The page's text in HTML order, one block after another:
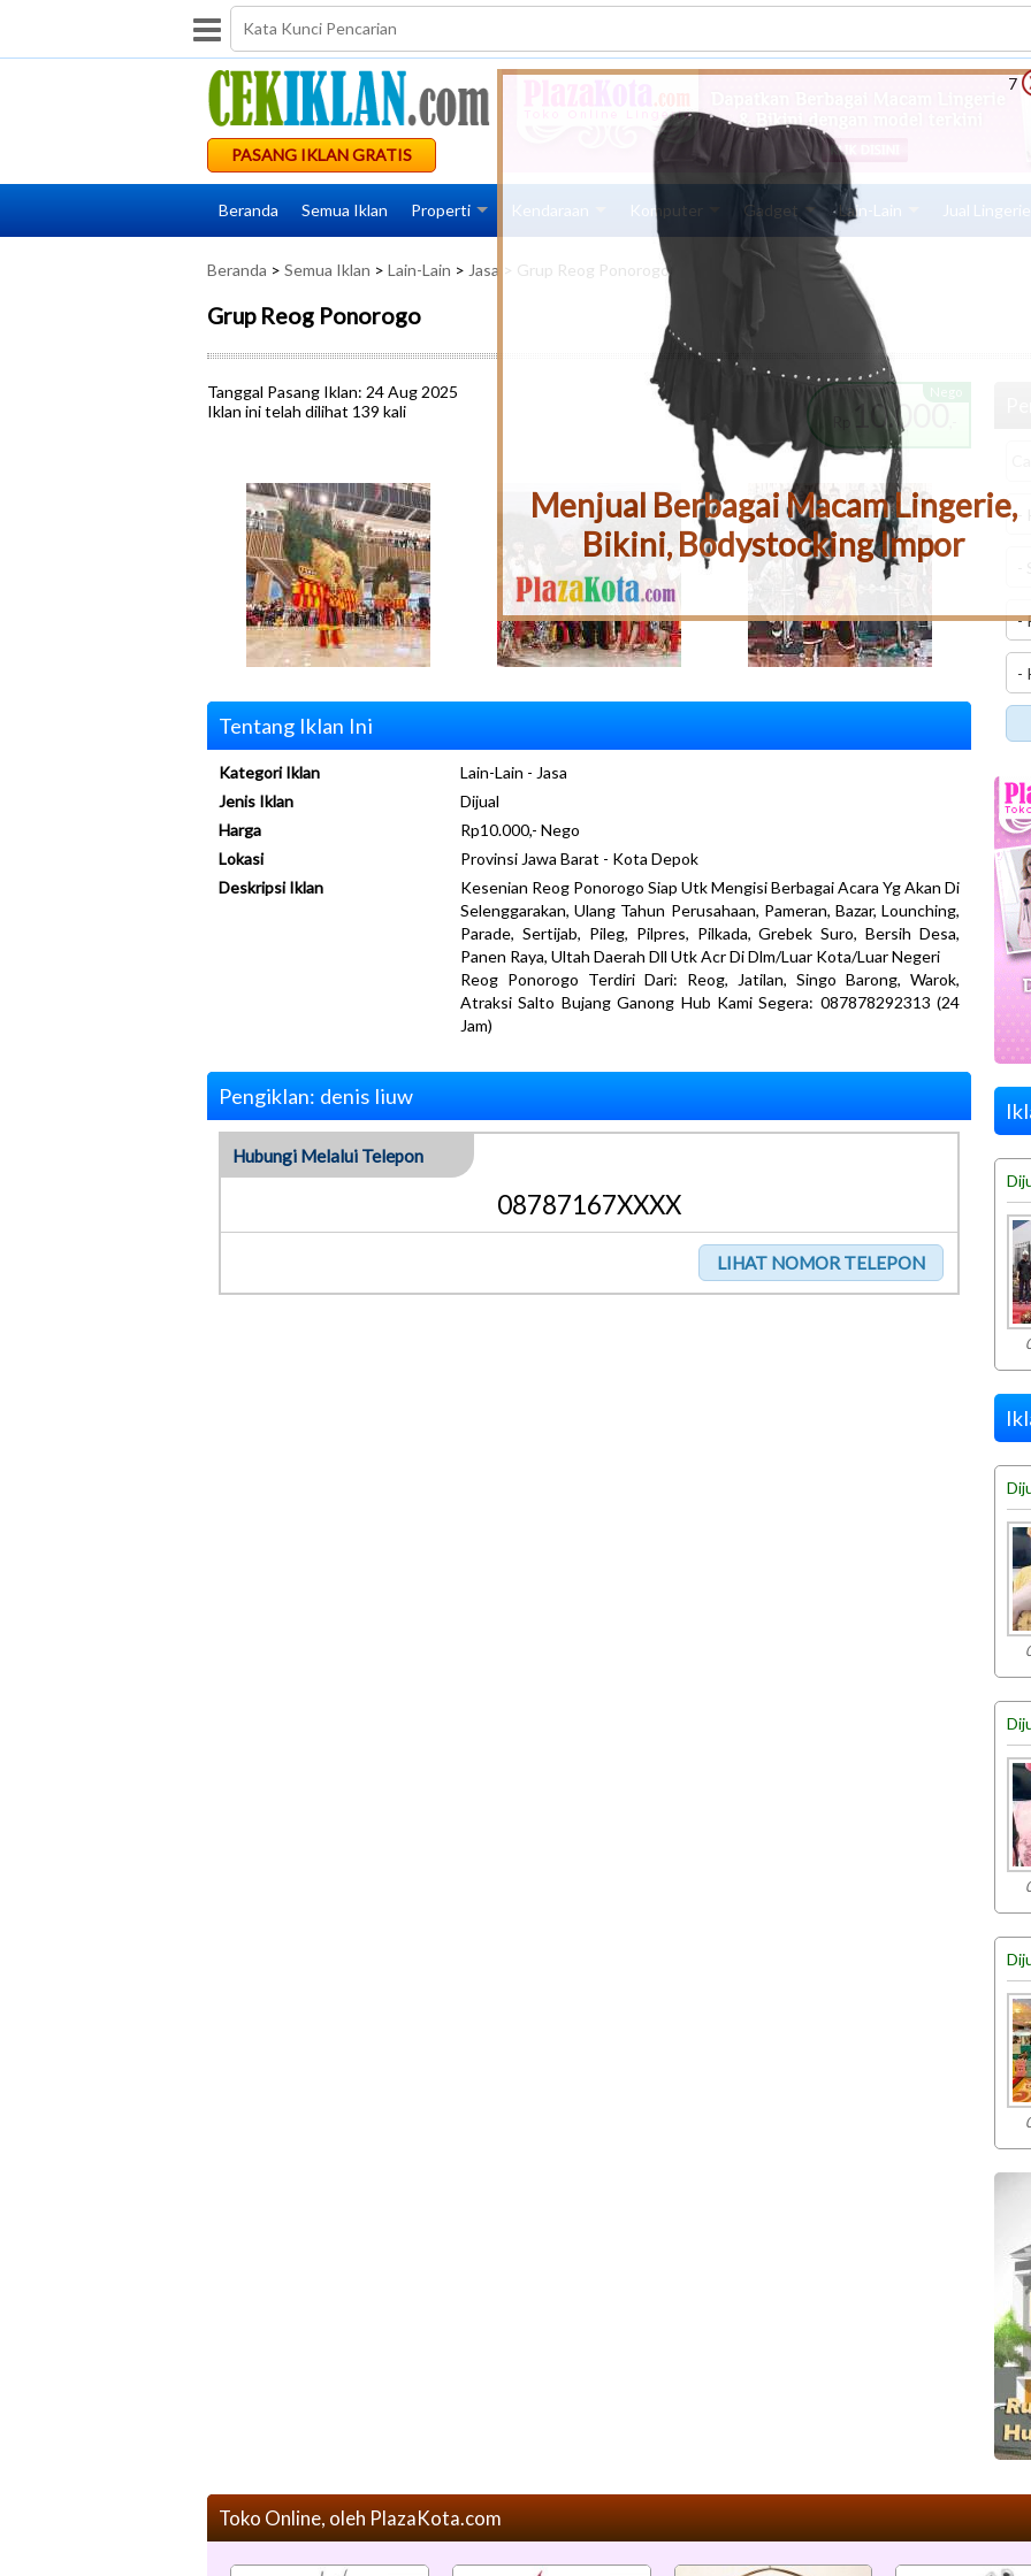
Menjual Berbagai Macam Lingerie,
Bikini, Bodystocking Impor
6
PASANG IKLAN GRATIS
Beranda Semua Iklan Properti Kendaraan Komputer Gadget Lain-Lain Jual
Beranda > Semua Iklan > Lain-Lain > Jasa > Grup Reog Ponorogo
Grup Reog Ponorogo
Tanggal Pasang Iklan: 24 Aug 2025
Iklan ini telah dilihat 139 kali
Nego
10.000
Tentang Iklan Ini
Kategori Iklan
Lain-Lain - Jasa
Jenis Iklan
Dijual
Harga
Rp10.000,- Nego
Lokasi
Provinsi Jawa Barat - Kota Depok
Deskripsi Iklan
Kesenian Reog Ponorogo Siap Utk Mengisi Berbagai Acara Yg Akan Di
Selenggarakan, Ulang Tahun Perusahaan, Pameran, Bazar, Lounching,
Parade, Sertijab, Pileg, Pilpres, Pilkada, Grebek Suro, Bersih Desa,
Panen Raya, Ultah Daerah Dll Utk Acr Di Dlm/Luar Kota/Luar Negeri
Reog Ponorogo Terdiri Dari: Reog, Jatilan, Singo Barong, Warok,
Atraksi Salto Bujang Ganong Hub Kami Segera: 087878292313 (24
Jam)
Pengiklan: denis liuw
Hubungi Melalui Telepon
08787167XXXX
Toko Online, oleh PlazaKota.com